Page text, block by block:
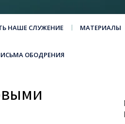
НАШЕ СЛУЖЕНИЕ МАТЕРИАЛЫ
ОБОДРЕНИЯ